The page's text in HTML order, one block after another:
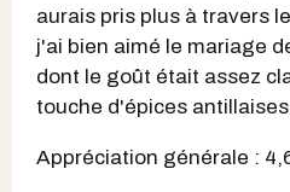
aurais pris plus à travers
j'ai bien aimé le mariage
dont le goût était assez
touche d'épices
Appréciation générale :